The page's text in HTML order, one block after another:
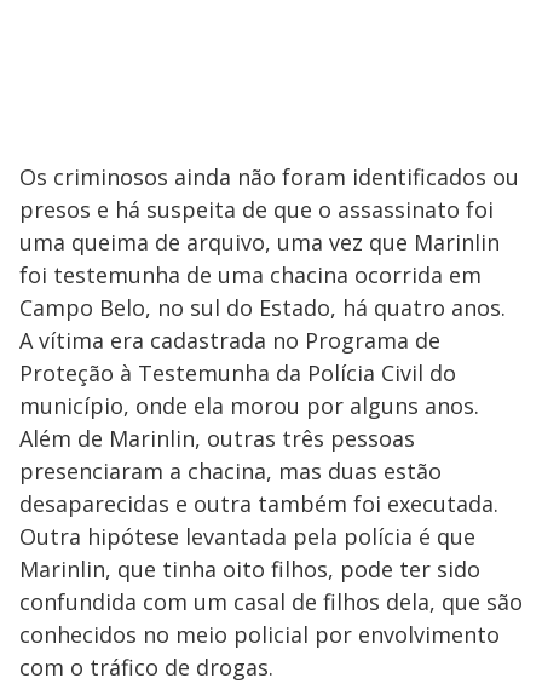
Os criminosos ainda não foram identificados ou
presos e há suspeita de que o assassinato foi
uma queima de arquivo, uma vez que Marinlin
foi testemunha de uma chacina ocorrida em
Campo Belo, no sul do Estado, há quatro anos.
A vítima era cadastrada no Programa de
Proteção à Testemunha da Polícia Civil do
município, onde ela morou por alguns anos.
Além de Marinlin, outras três pessoas
presenciaram a chacina, mas duas estão
desaparecidas e outra também foi executada.
Outra hipótese levantada pela polícia é que
Marinlin, que tinha oito filhos, pode ter sido
confundida com um casal de filhos dela, que são
conhecidos no meio policial por envolvimento
com o tráfico de drogas.